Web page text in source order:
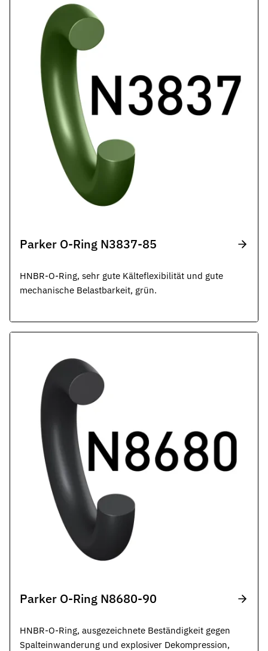
Parker O-Ring N3837-85
HNBR-O-Ring, sehr gute Kälteflexibilität und gute
mechanische Belastbarkeit, grün.
Parker O-Ring N8680-90
HNBR-O-Ring, ausgezeichnete Beständigkeit gegen
Spalteinwanderung und explosiver Dekompression,